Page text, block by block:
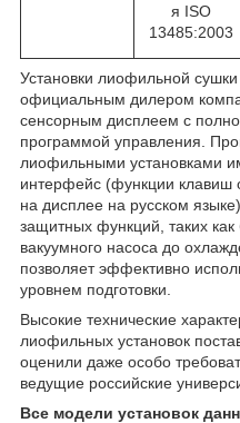
я ISO
13485:2003
Установки лиофильной
официальным дилером
сенсорным дисплеем с
программой управления.
лиофильными установками
интерфейс (функции клавиш
на дисплее на русском
защитных функций, таких как
вакуумного насоса до
позволяет эффективно
уровнем подготовки.
Высокие технические
лиофильных установок
оценили даже особо
ведущие российские
Все модели установок